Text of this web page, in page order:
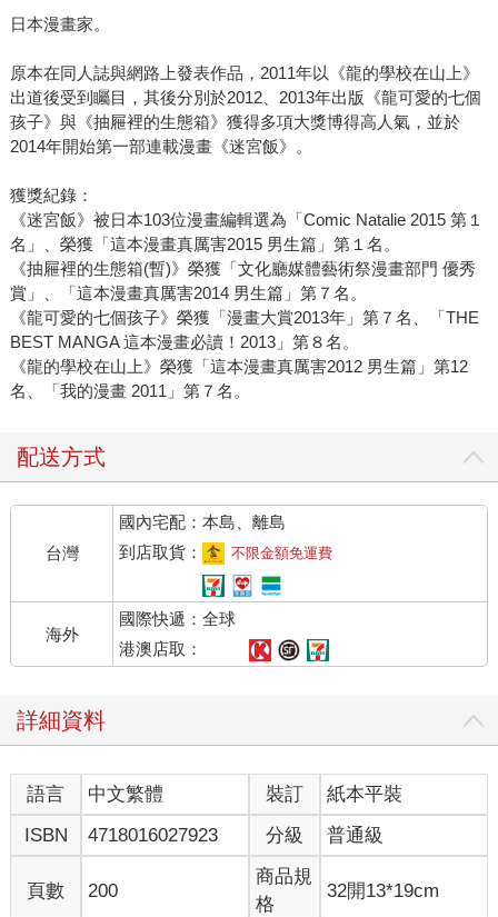
日本漫畫家。
原本在同人誌與網路上發表作品，2011年以《龍的學校在山上》
出道後受到矚目，其後分別於2012、2013年出版《龍可愛的七個
孩子》與《抽屜裡的生態箱》獲得多項大獎博得高人氣，並於
2014年開始第一部連載漫畫《迷宮飯》。
獲獎紀錄：
《迷宮飯》被日本103位漫畫編輯選為「Comic Natalie 2015 第１
名」、榮獲「這本漫畫真厲害2015 男生篇」第１名。
《抽屜裡的生態箱(暫)》榮獲「文化廳媒體藝術祭漫畫部門 優秀
賞」、「這本漫畫真厲害2014 男生篇」第７名。
《龍可愛的七個孩子》榮獲「漫畫大賞2013年」第７名、「THE
BEST MANGA 這本漫畫必讀！2013」第８名。
《龍的學校在山上》榮獲「這本漫畫真厲害2012 男生篇」第12
名、「我的漫畫 2011」第７名。
配送方式
台灣
國內宅配：本島、離島
到店取貨：
不限金額免運費
海外
國際快遞：全球
港澳店取：
詳細資料
語言 中文繁體 裝訂
紙本平裝
ISBN
4718016027923 分級 普通級
頁數 200
商品規
格
32開13*19cm